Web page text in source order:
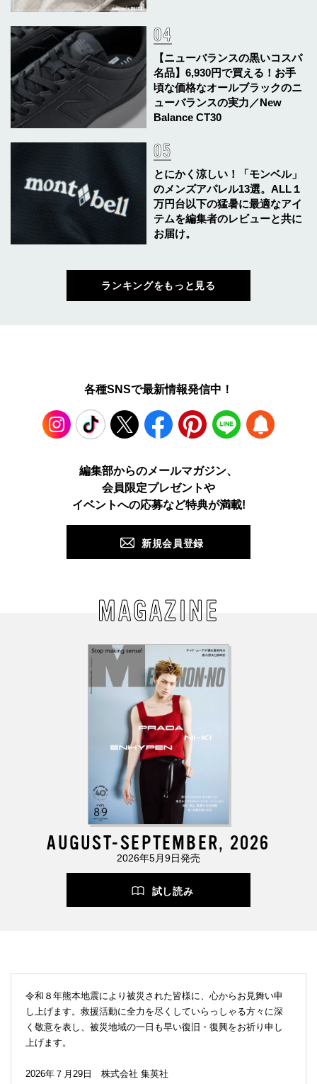
【ニューバランスの黒いコスパ
名品】6,930円で買える！お手
頃な価格なオールブラックのニ
ューバランスの実力／New
Balance CT30
とにかく涼しい！「モンベル」
のメンズアパレル13選。ALL１
万円台以下の猛暑に最適なアイ
テムを編集者のレビューと共に
お届け。
ランキングをもっと見る
各種SNSで最新情報発信中！
TikTok Facebook Pinterest LINE
編集部からのメールマガジン、
会員限定プレゼントや
イベントへの応募など特典が満載!
新規会員登録
MAGAZINE
AUGUST-SEPTEMBER, 2026
2026年5月9日発売
試し読み
令和８年熊本地震により被災された皆様に、心からお見舞い申
し上げます。救援活動に全力を尽くしていらっしゃる方々に深
く敬意を表し、被災地域の一日も早い復旧・復興をお祈り申し
上げます。
2026年７月29日 株式会社 集英社